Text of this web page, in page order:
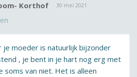
Korthof 30 mei 2021
moeder is natuurlijk bijzonder
, je bent in je hart nog erg met
soms van niet. Het is alleen